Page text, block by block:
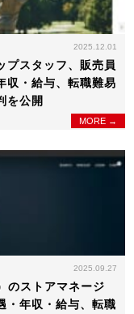
2025.12.01
プスタッフ、販売員
収・給与、転職難易
を公開
MORE →
2025.09.27
のストアマネージ
・年収・給与、転職